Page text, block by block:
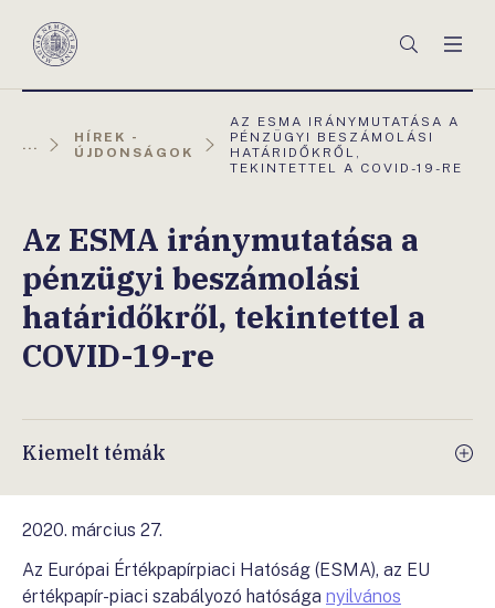
Magyar
Keresés
...
HÍREK -
ÚJDONSÁGOK
AKTUÁLIS
OLDAL:
AZ ESMA IRÁNYMUTATÁSA A
PÉNZÜGYI BESZÁMOLÁSI
HATÁRIDŐKRŐL,
TEKINTETTEL A COVID-19-RE
Az ESMA iránymutatása a
pénzügyi beszámolási
határidőkről, tekintettel a
COVID-19-re
Kiemelt témák
2020. március 27.
Az Európai Értékpapírpiaci Hatóság (ESMA), az EU
értékpapír-piaci szabályozó hatósága nyilvános